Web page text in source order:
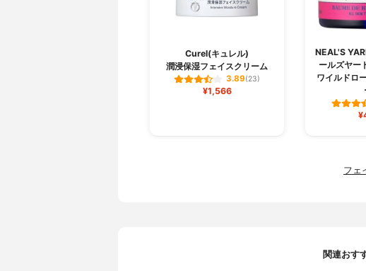
Curel(キュレル)
潤浸保湿フェイスクリーム
3.89(23)
¥1,566
NEAL'S
ールズヤー
ワイルドロ
フェ
関連おす